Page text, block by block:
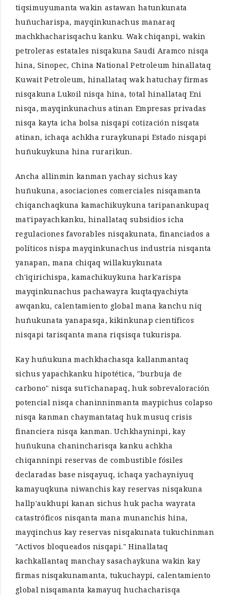
tiqsimuyumanta wakin astawan hatunkunata
huñucharispa, mayqinkunachus manaraq
machkhacharisqachu kanku. Wak chiqanpi, wakin
petroleras estatales nisqakuna Saudi Aramco nisqa
hina, Sinopec, China National Petroleum hinallataq
Kuwait Petroleum, hinallataq wak hatuchay firmas
nisqakuna Lukoil nisqa hina, total hinallataq Eni
nisqa, mayqinkunachus atinan Empresas privadas
nisqa kayta icha bolsa nisqapi cotización nisqata
atinan, ichaqa achkha ruraykunapi Estado nisqapi
huñukuykuna hina rurarikun.
Ancha allinmin kanman yachay sichus kay
huñukuna, asociaciones comerciales nisqamanta
chiqanchaqkuna kamachikuykuna taripanankupaq
mat'ipayachkanku, hinallataq subsidios icha
regulaciones favorables nisqakunata, financiados a
políticos nispa mayqinkunachus industria nisqanta
yanapan, mana chiqaq willakuykunata
ch'iqirichispa, kamachikuykuna hark'arispa
mayqinkunachus pachawayra kuqtaqyachiyta
awqanku, calentamiento global mana kanchu niq
huñukunata yanapasqa, kikinkunap científicos
nisqapi tarisqanta mana riqsisqa tukurispa.
Kay huñukuna machkhachasqa kallanmantaq
sichus yapachkanku hipotética, "burbuja de
carbono" nisqa sut'ichanapaq, huk sobrevaloración
potencial nisqa chaninninmanta maypichus colapso
nisqa kanman chaymantataq huk musuq crisis
financiera nisqa kanman. Uchkhayninpi, kay
huñukuna chanincharisqa kanku achkha
chiqanninpi reservas de combustible fósiles
declaradas base nisqayuq, ichaqa yachayniyuq
kamayuqkuna niwanchis kay reservas nisqakuna
hallp'aukhupi kanan sichus huk pacha wayrata
catastróficos nisqanta mana munanchis hina,
mayqinchus kay reservas nisqakunata tukuchinman
"Activos bloqueados nisqapi." Hinallataq
kachkallantaq manchay sasachaykuna wakin kay
firmas nisqakunamanta, tukuchaypi, calentamiento
global nisqamanta kamayuq huchacharisqa